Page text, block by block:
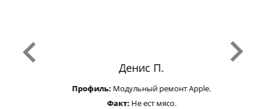
Денис П.
Профиль:Модульный ремонт Apple.
Факт:Не ест мясо.